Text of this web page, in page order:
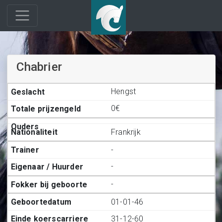
Chabrier
Hengst
0€
Frankrijk
-
-
-
01-01-46
31-12-60